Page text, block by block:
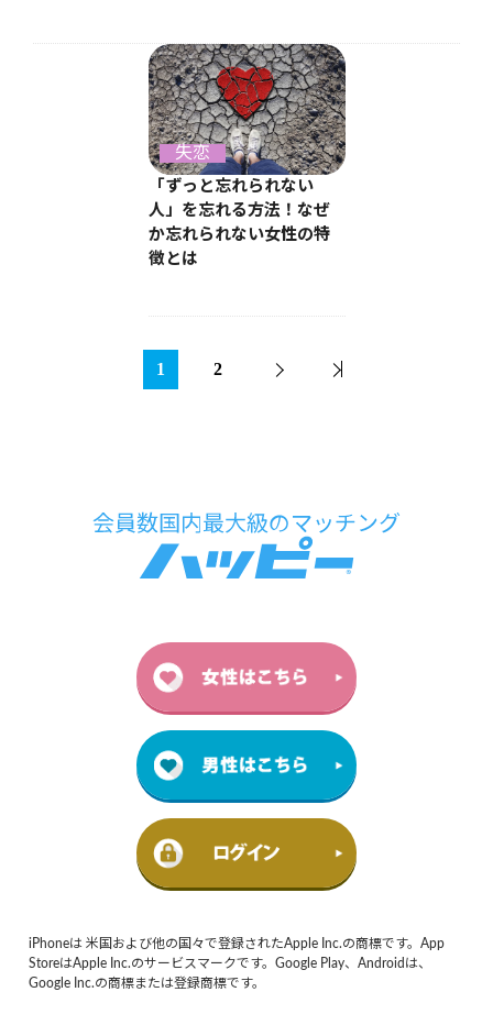
失恋
「ずっと忘れられない
人」を忘れる方法！なぜ
か忘れられない女性の特
徴とは
1 2
iPhoneは 米国および他の国々で登録されたApple Inc.の商標です。App
StoreはApple Inc.のサービスマークです。Google Play、Androidは、
Google Inc.の商標または登録商標です。